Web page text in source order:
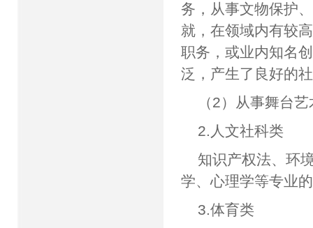
务，从事文物保护
就，在领域内有较
职务，或业内知名
泛，产生了良好的
（2）从事舞台
2.人文社科类
知识产权法、环
学、心理学等专业
3.体育类